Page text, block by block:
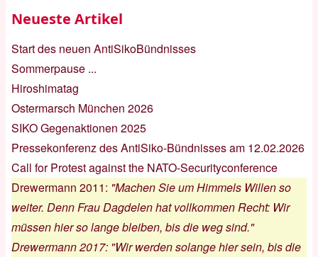
Neueste Artikel
Start des neuen AntiSikoBündnisses
Sommerpause ...
Hiroshimatag
Ostermarsch München 2026
SIKO Gegenaktionen 2025
Pressekonferenz des AntiSiko-Bündnisses am 12.02.2026
Call for Protest against the NATO-Securityconference
Drewermann 2011: "Machen Sie um Himmels Willen so
weiter. Denn Frau Dagdelen hat vollkommen Recht: Wir
müssen hier so lange bleiben, bis die weg sind."
Drewermann 2017: "Wir werden solange hier sein, bis die